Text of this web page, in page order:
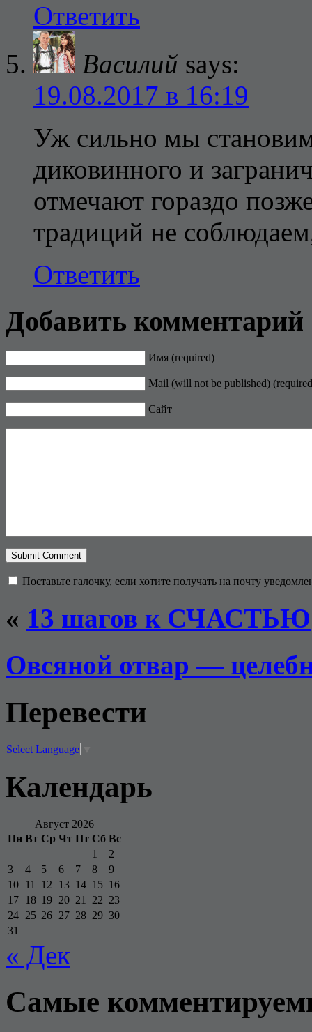
Ответить
Василий says:
19.08.2017 в 16:19
Уж сильно мы
диковинного и
отмечают гораздо
традиций не
Ответить
Добавить комментарий
Имя (required)
Mail (will not be published)
Сайт
Поставьте галочку, если хотите получать на почту
« 13 шагов к СЧАСТЬЮ
Овсяной отвар —
Перевести
Select Language
Календарь
Август 2026
Пн Вт Ср Чт Пт Сб Вс
1
2
3
4 5 6 7 8
9
10 11 12 13 14 15 16
17 18 19 20 21 22 23
24 25 26 27 28 29 30
31
« Дек
Самые